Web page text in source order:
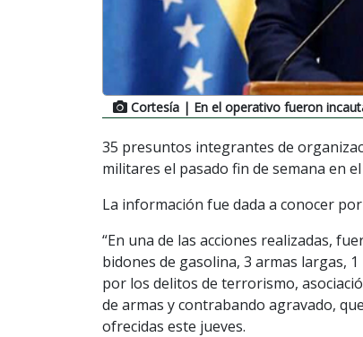
Cortesía | En el operativo fueron
35 presuntos integrantes de
militares el pasado fin de semana en
La información fue dada a conocer
“En una de las acciones realizadas,
bidones de gasolina, 3 armas largas,
por los delitos de terrorismo,
de armas y contrabando agravado,
ofrecidas este jueves.